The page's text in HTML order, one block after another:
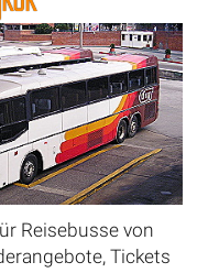
Reisebusse von
Tickets